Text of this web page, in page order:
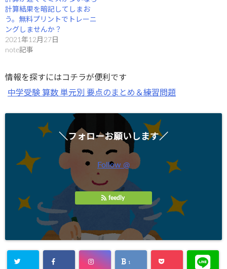
計算結果を暗記してしまお
う。無料プリントでトレーニ
ングしませんか？
2021年12月27日
note記事
情報を探すにはコチラが便利です
中学受験 算数 単元別 要点のまとめ＆練習問題
＼フォローお願いします／
Follow @
feedly
1